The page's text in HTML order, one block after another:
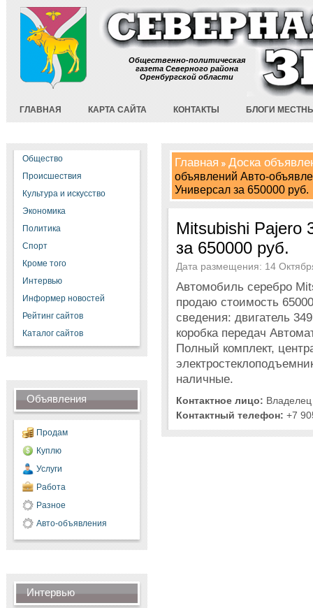
Общественно-политическая
газета Северного района
Оренбургской области
ГЛАВНАЯ КАРТА САЙТА КОНТАКТЫ БЛОГИ
Общество
Происшествия
Культура и искусство
Экономика
Политика
Спорт
Кроме того
Интервью
Информер новостей
Рейтинг сайтов
Каталог сайтов
Объявления
Продам
Куплю
Услуги
Работа
Разное
Авто-объявления
Интервью
Главная Доска
объявлений Авто-
Универсал за 650000 руб.
Mitsubishi Pajero
за 650000 руб.
Дата размещения: 14
Автомобиль серебро
продаю стоимость
сведения: двигатель
коробка передач
Полный комплект,
наличные.
Контактное лицо: Владелец
Контактный телефон: +7